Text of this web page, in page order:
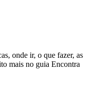
onde ir, o que fazer, as
mais no guia Encontra